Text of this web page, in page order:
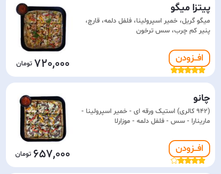
پیتزا میگو
میگو گریل، خمیر اسپرولینا، فلفل دلمه، قارچ،
پنیر کم چرب، سس ترخون
افـــزودن 720,000
چانو
(942 کالری) استیک ورقه ای - خمیر اسپرولینا -
مارینارا - سس - فلفل دلمه - موزارلا
افـــزودن 657,000